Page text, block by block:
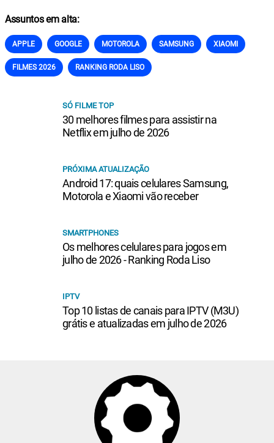
Assuntos em alta:
APPLE GOOGLE MOTOROLA SAMSUNG XIAOMI
FILMES 2026 RANKING RODA LISO
SÓ FILME TOP
30 melhores filmes para assistir na
Netflix em julho de 2026
PRÓXIMA ATUALIZAÇÃO
Android 17: quais celulares Samsung,
Motorola e Xiaomi vão receber
SMARTPHONES
Os melhores celulares para jogos em
julho de 2026 - Ranking Roda Liso
IPTV
Top 10 listas de canais para IPTV (M3U)
grátis e atualizadas em julho de 2026